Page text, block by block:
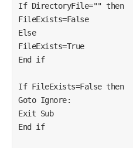
Exit Sub
ElseIf RS![NOrdre] = N Then
Ste = RS![Societe]
    If Ste <> VarSociete Then
    Exit Sub
    End If
If RS![Photo] <> "" Then
If DirectoryFile="" then
FileExists=False
Else
FileExists=True
End if
If FileExists=False then
Goto Ignore:
Exit Sub
End if